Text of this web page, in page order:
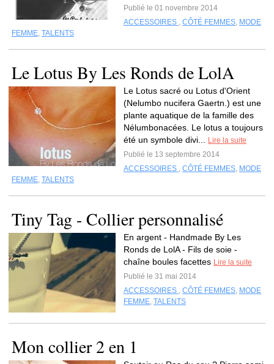
Publié le 01 novembre 2014
ACCESSOIRES , CÔTÉ FEMMES, MODE
FEMME, TALENTS
Le Lotus By Les Ronds de LolA
Le Lotus sacré ou Lotus d'Orient
(Nelumbo nucifera Gaertn.) est une
plante aquatique de la famille des
Nélumbonacées. Le lotus a toujours
été un symbole divi...
Lire la suite
Publié le 13 septembre 2014
ACCESSOIRES , CÔTÉ FEMMES, MODE
FEMME, TALENTS
Tiny Tag - Collier personnalisé
En argent - Handmade By Les
Ronds de LolA - Fils de soie -
chaîne boules facettes Lire la suite
Publié le 31 mai 2014
ACCESSOIRES , CÔTÉ FEMMES, MODE
FEMME, TALENTS
Mon collier 2 en 1